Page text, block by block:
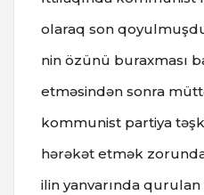
olaraq son
nin özünü buraxması
etməsindən sonra
kommunist partiya
hərəkət etmək
ilin yanvarında